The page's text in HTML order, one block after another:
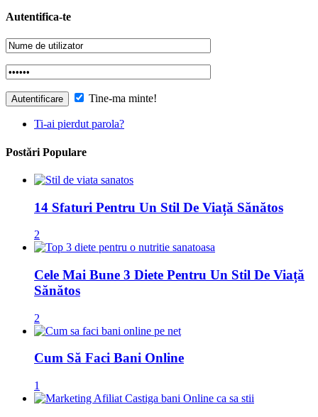
Autentifica-te
Tine-ma minte!
Ti-ai pierdut parola?
Postări Populare
14 Sfaturi Pentru Un Stil De Viață Sănătos
2
Cele Mai Bune 3 Diete Pentru Un Stil De Viață
Sănătos
2
Cum Să Faci Bani Online
1